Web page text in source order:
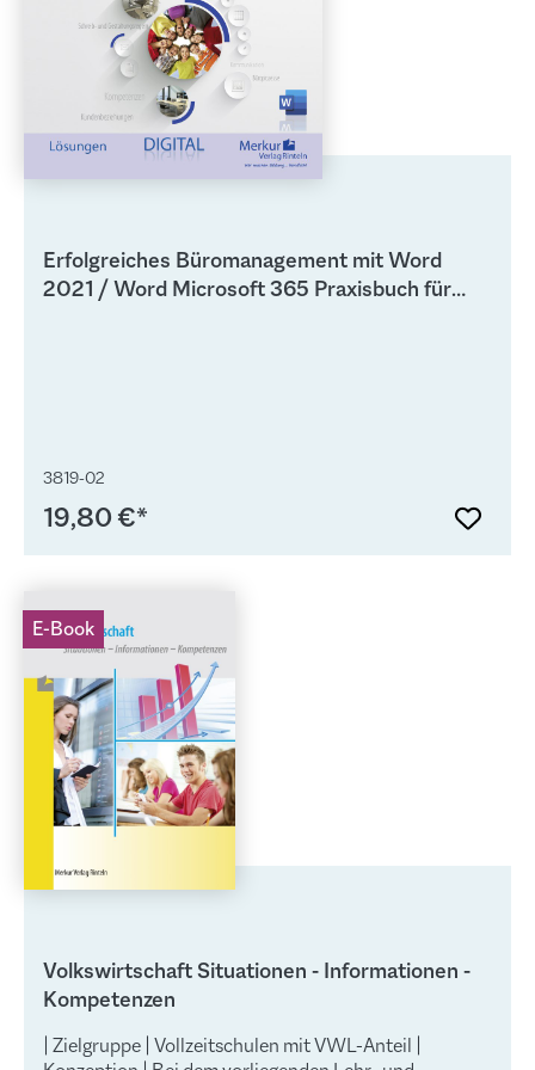
Erfolgreiches Büromanagement mit Word
2021 / Word Microsoft 365 Praxisbuch für
3819-02
19,80 €*
E-Book
Volkswirtschaft Situationen - Informationen -
Kompetenzen
| Zielgruppe | Vollzeitschulen mit VWL-Anteil |